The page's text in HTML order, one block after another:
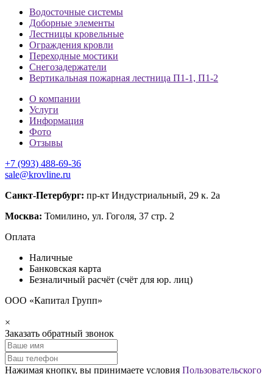
Водосточные системы
Доборные элементы
Лестницы кровельные
Ограждения кровли
Переходные мостики
Снегозадержатели
Вертикальная пожарная лестница П1-1, П1-2
О компании
Услуги
Информация
Фото
Отзывы
+7 (993) 488-69-36
sale@krovline.ru
Санкт-Петербург: пр-кт Индустриальный, 29 к. 2а
Москва: Томилино, ул. Гоголя, 37 стр. 2
Оплата
Наличные
Банковская карта
Безналичный расчёт (счёт для юр. лиц)
ООО «Капитал Групп»
×
Заказать обратный звонок
Нажимая кнопку, вы принимаете условия Пользовательского